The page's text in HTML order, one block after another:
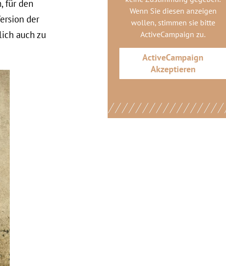
für den
der
auch zu
Wenn Sie diesen anzeigen
wollen, stimmen sie bitte
ActiveCampaign zu.
ActiveCampaign
Akzeptieren